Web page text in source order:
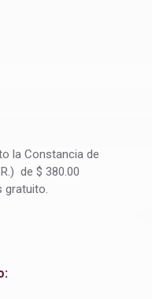
la Constancia de
de $ 380.00
gratuito.